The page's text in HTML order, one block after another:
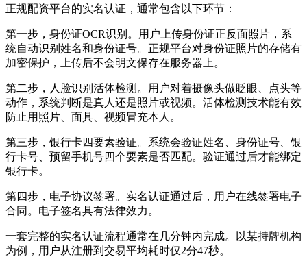
正规配资平台的实名认证，通常包含以下环节：
第一步，身份证OCR识别。用户上传身份证正反面照片，系
统自动识别姓名和身份证号。正规平台对身份证照片的存储有
加密保护，上传后不会明文保存在服务器上。
第二步，人脸识别活体检测。用户对着摄像头做眨眼、点头等
动作，系统判断是真人还是照片或视频。活体检测技术能有效
防止用照片、面具、视频冒充本人。
第三步，银行卡四要素验证。系统会验证姓名、身份证号、银
行卡号、预留手机号四个要素是否匹配。验证通过后才能绑定
银行卡。
第四步，电子协议签署。实名认证通过后，用户在线签署电子
合同。电子签名具有法律效力。
一套完整的实名认证流程通常在几分钟内完成。以某持牌机构
为例，用户从注册到交易平均耗时仅2分47秒。